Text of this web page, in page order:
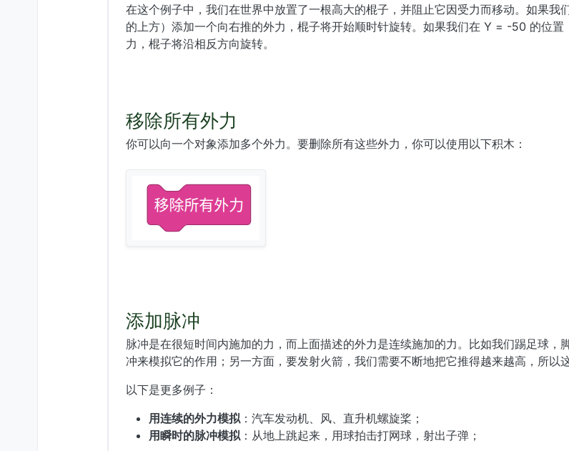
在这个例子中，我们在世界中放置了一根高大的棍子，并阻止它因受力而移动。如果
的上方）添加一个向右推的外力，棍子将开始顺时针旋转。如果我们在 Y = -50 的位
力，棍子将沿相反方向旋转。
移除所有外力
你可以向一个对象添加多个外力。要删除所有这些外力，你可以使用以下积木：
添加脉冲
脉冲是在很短时间内施加的力，而上面描述的外力是连续施加的力。比如我们踢足球，
冲来模拟它的作用；另一方面，要发射火箭，我们需要不断地把它推得越来越高，所以
以下是更多例子：
用连续的外力模拟 ：汽车发动机、风、直升机螺旋桨；
用瞬时的脉冲模拟 ：从地上跳起来，用球拍击打网球，射出子弹；